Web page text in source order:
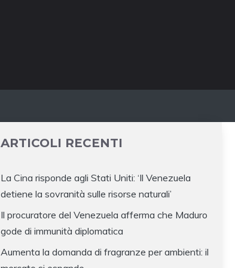
ARTICOLI RECENTI
La Cina risponde agli Stati Uniti: ‘Il Venezuela
detiene la sovranità sulle risorse naturali’
Il procuratore del Venezuela afferma che Maduro
gode di immunità diplomatica
Aumenta la domanda di fragranze per ambienti: il